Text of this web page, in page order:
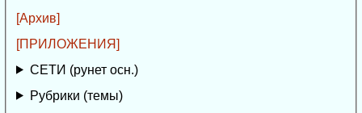
[Архив]
[ПРИЛОЖЕНИЯ]
СЕТИ (рунет осн.)
Рубрики (темы)